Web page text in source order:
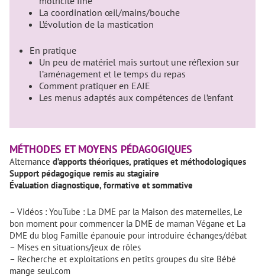
La coordination œil/mains/bouche
L’évolution de la mastication
En pratique
Un peu de matériel mais surtout une réflexion sur
l’aménagement et le temps du repas
Comment pratiquer en EAJE
Les menus adaptés aux compétences de l’enfant
MÉTHODES ET MOYENS PÉDAGOGIQUES
Alternance d’apports théoriques, pratiques et méthodologiques
Support pédagogique remis au stagiaire
Évaluation diagnostique, formative et sommative
– Vidéos : YouTube : La DME par la Maison des maternelles, Le
bon moment pour commencer la DME de maman Végane et La
DME du blog Famille épanouie pour introduire échanges/débat
– Mises en situations/jeux de rôles
– Recherche et exploitations en petits groupes du site Bébé
mange seul.com